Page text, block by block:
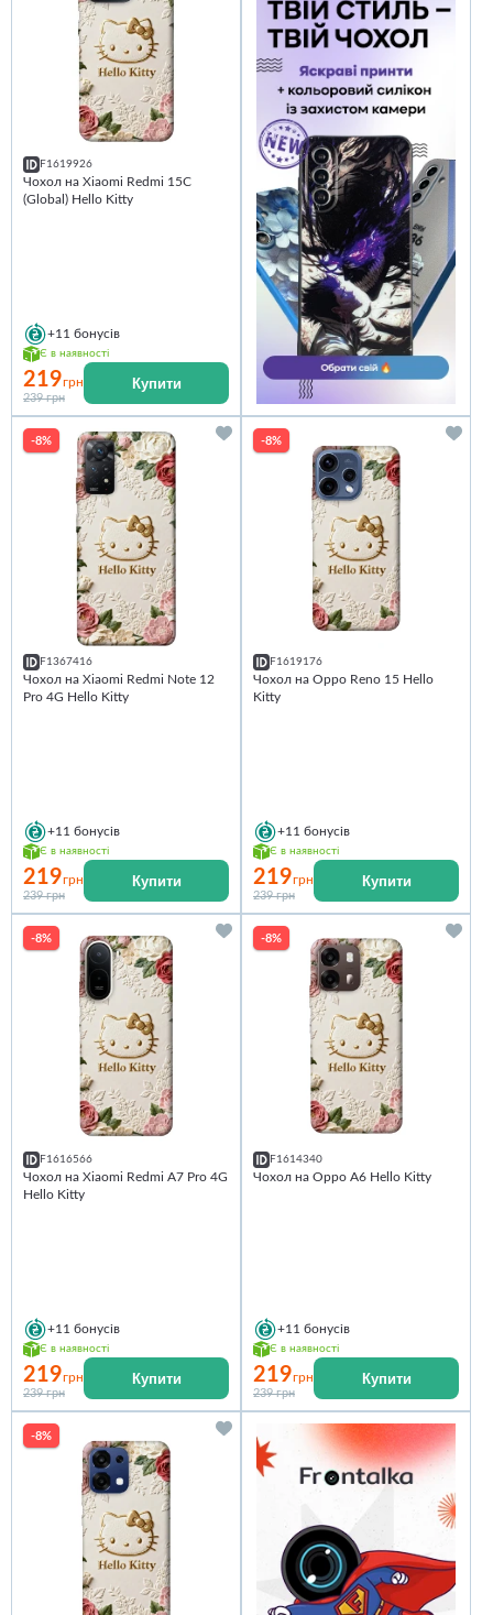
F1619926
Чохол на Xiaomi Redmi 15C
(Global) Hello Kitty
+11 бонусів
Є в наявності
219грн
239 грн
Купити
-8%
F1367416
Чохол на Xiaomi Redmi Note 12
Pro 4G Hello Kitty
+11 бонусів
Є в наявності
219грн
239 грн
Купити
-8%
F1619176
Чохол на Oppo Reno 15 Hello
Kitty
+11 бонусів
Є в наявності
219грн
239 грн
Купити
-8%
F1616566
Чохол на Xiaomi Redmi A7 Pro 4G
Hello Kitty
+11 бонусів
Є в наявності
219грн
239 грн
Купити
-8%
F1614340
Чохол на Oppo A6 Hello Kitty
+11 бонусів
Є в наявності
219грн
239 грн
Купити
-8%